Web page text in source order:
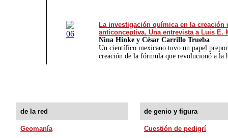
La investigación química en la creación
anticonceptiva. Una entrevista a Luis E.
Nina Hinke y César Carrillo Trueba
Un científico mexicano tuvo un papel
creación de la fórmula que revolucionó a la
de la red de genio y figura
Geomanía Cuestión de pedigrí